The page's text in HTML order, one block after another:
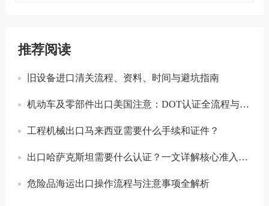
推荐阅读
旧设备进口清关流程、资料、时间与避坑指南
机动车及零部件出口美国注意：DOT认证全流程与合规要点详解
工程机械出口马来西亚需要什么手续和证件？
出口哈萨克斯坦需要什么认证？一文详解核心准入要求
危险品海运出口操作流程与注意事项全解析